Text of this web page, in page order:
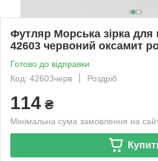
Футляр Морська зірка для
42603 червоний оксамит
Готово до відправки
Код: 42603черв
Роздріб
114 ₴
Мінімальна сума замовлення на